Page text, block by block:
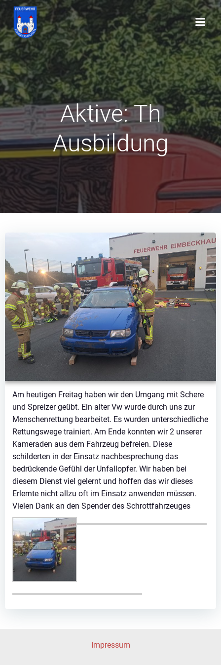
Inhalt
springen
Aktive: Th
Ausbildung
Am heutigen Freitag haben wir den Umgang mit Schere
und Spreizer geübt. Ein alter Vw wurde durch uns zur
Menschenrettung bearbeitet. Es wurden unterschiedliche
Rettungswege trainiert. Am Ende konnten wir 2 unserer
Kameraden aus dem Fahrzeug befreien. Diese
schilderten in der Einsatz nachbesprechung das
bedrückende Gefühl der Unfallopfer. Wir haben bei
diesem Dienst viel gelernt und hoffen das wir dieses
Erlernte nicht allzu oft im Einsatz anwenden müssen.
Vielen Dank an den Spender des Schrottfahrzeuges
Impressum